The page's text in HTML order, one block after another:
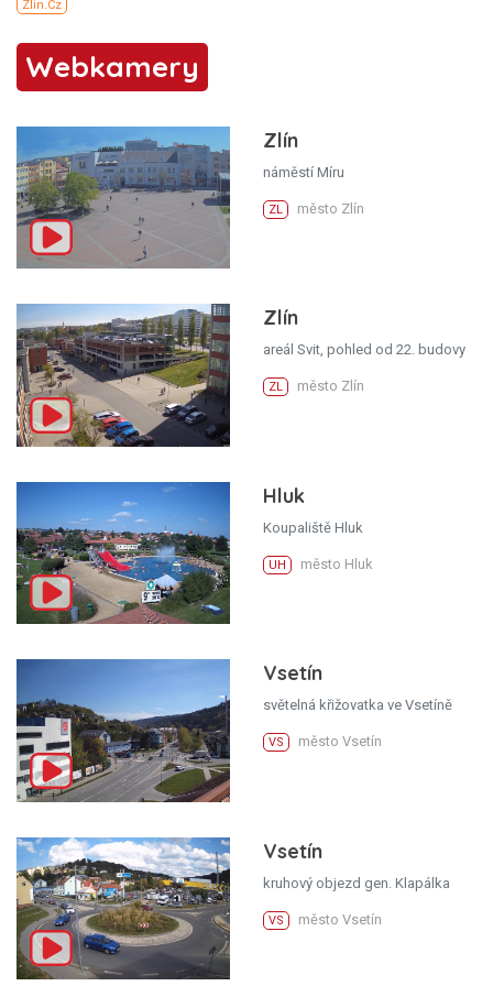
Webkamery
Zlín
náměstí Míru
ZL město Zlín
Zlín
areál Svit, pohled od 22. budovy
ZL město Zlín
Hluk
Koupaliště Hluk
UH město Hluk
Vsetín
světelná křižovatka ve Vsetíně
VS město Vsetín
Vsetín
kruhový objezd gen. Klapálka
VS město Vsetín